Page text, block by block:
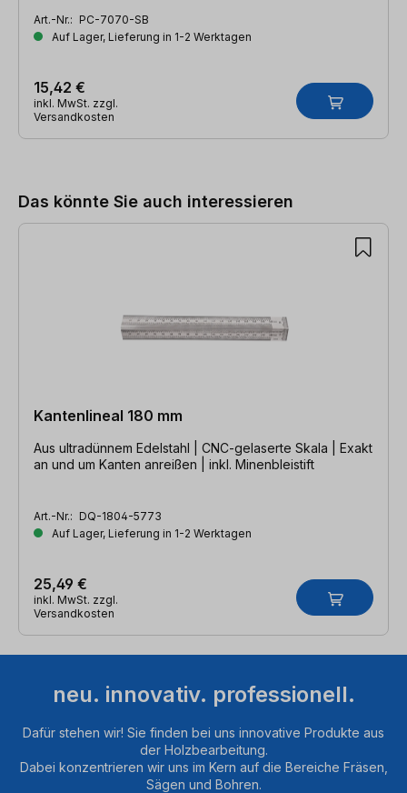
Art.-Nr.: PC-7070-SB
Auf Lager, Lieferung in 1-2 Werktagen
15,42 €
inkl. MwSt. zzgl.
Versandkosten
Das könnte Sie auch interessieren
Kantenlineal 180 mm
Aus ultradünnem Edelstahl | CNC-gelaserte Skala | Exakt
an und um Kanten anreißen | inkl. Minenbleistift
Art.-Nr.: DQ-1804-5773
Auf Lager, Lieferung in 1-2 Werktagen
25,49 €
inkl. MwSt. zzgl.
Versandkosten
neu. innovativ. professionell.
Dafür stehen wir! Sie finden bei uns innovative Produkte aus
der Holzbearbeitung.
Dabei konzentrieren wir uns im Kern auf die Bereiche Fräsen,
Sägen und Bohren.